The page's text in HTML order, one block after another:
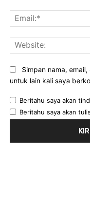
Simpan nama,
untuk lain kali saya
Beritahu saya akan
Beritahu saya akan